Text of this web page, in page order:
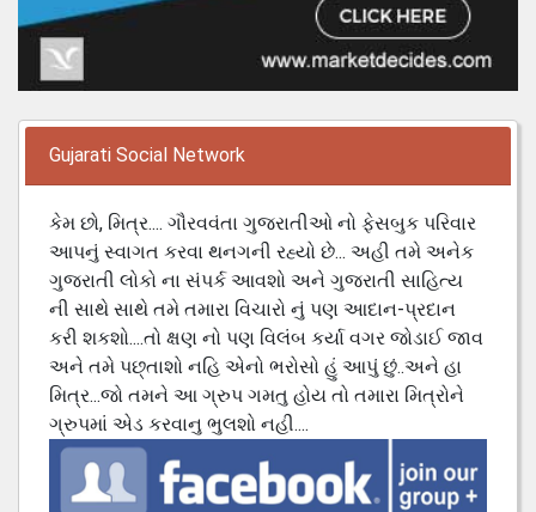
Gujarati Social Network
કેમ છો, મિત્ર.... ગૌરવવંતા ગુજરાતીઓ નો ફેસબુક પરિવાર
આપનું સ્વાગત કરવા થનગની રહ્યો છે... અહી તમે અનેક
ગુજરાતી લોકો ના સંપર્ક આવશો અને ગુજરાતી સાહિત્ય
ની સાથે સાથે તમે તમારા વિચારો નું પણ આદાન-પ્રદાન
કરી શકશો....તો ક્ષણ નો પણ વિલંબ કર્યા વગર જોડાઈ જાવ
અને તમે પછ્તાશો નહિ એનો ભરોસો હું આપું છું..અને હા
મિત્ર...જો તમને આ ગ્રુપ ગમતુ હોય તો તમારા મિત્રોને
ગ્રુપમાં એડ કરવાનુ ભુલશો નહી....